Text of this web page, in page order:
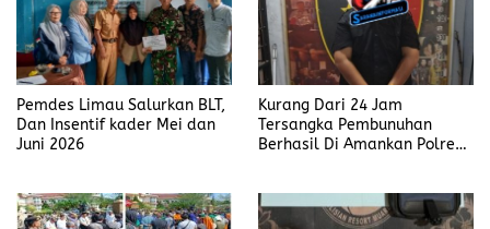
Pemdes Limau Salurkan BLT,
Dan Insentif kader Mei dan
Juni 2026
Kurang Dari 24 Jam
Tersangka Pembunuhan
Berhasil Di Amankan Polres